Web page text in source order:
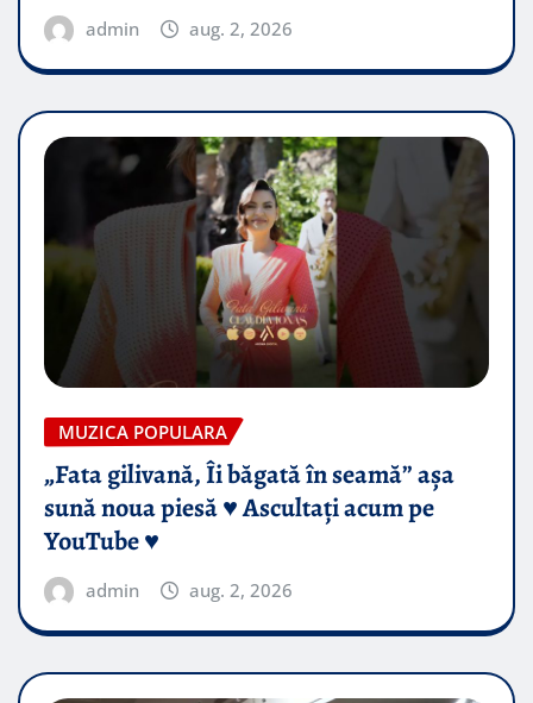
admin aug. 2, 2026
MUZICA POPULARA
„Fata gilivană, Îi băgată în seamă” așa
sună noua piesă ♥️ Ascultați acum pe
YouTube ♥️
admin aug. 2, 2026